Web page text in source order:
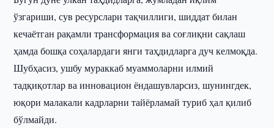
ўзгариши, сув ресурслари тақчиллиги, шиддат билан
кечаётган рақамли трансформация ва соғлиқни сақлаш
ҳамда бошқа соҳалардаги янги таҳдидларга дуч келмоқда.
Шубҳасиз, ушбу мураккаб муаммоларни илмий
тадқиқотлар ва инновацион ёндашувларсиз, шунингдек,
юқори малакали кадрларни тайёрламай туриб ҳал қилиб
бўлмайди.